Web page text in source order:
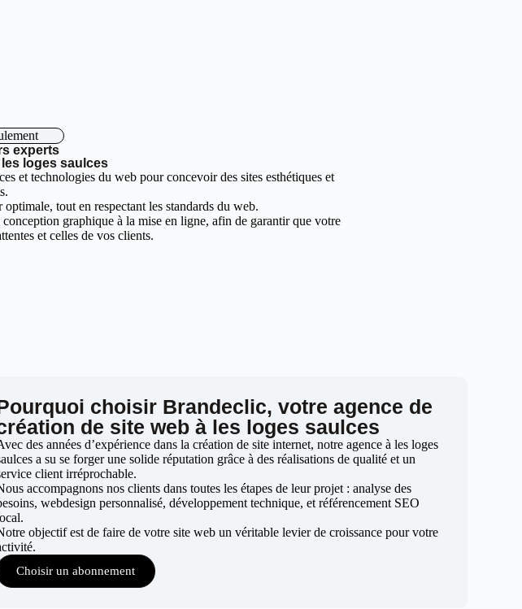
experts
loges saulces
et technologies du web pour concevoir des sites esthétiques et
tout en respectant les standards du web.
graphique à la mise en ligne, afin de garantir que votre
et celles de vos clients.
choisir Brandeclic, votre agence de
de site web à les loges saulces
des années d’expérience dans la création de site internet, notre agence à les loges
a su se forger une solide réputation grâce à des réalisations de qualité et un
client irréprochable.
accompagnons nos clients dans toutes les étapes de leur projet : analyse des
webdesign personnalisé, développement technique, et référencement SEO
objectif est de faire de votre site web un véritable levier de croissance pour votre
Choisir un abonnement